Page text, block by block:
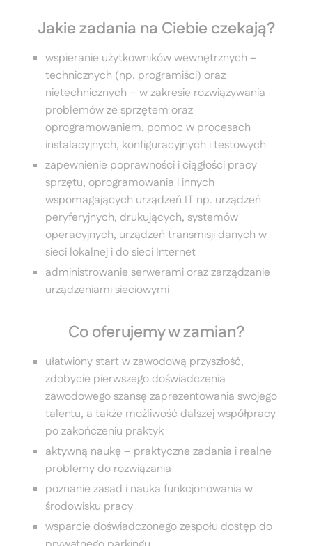
Jakie zadania na Ciebie czekają?
wspieranie użytkowników wewnętrznych –
technicznych (np. programiści) oraz
nietechnicznych – w zakresie rozwiązywania
problemów ze sprzętem oraz
oprogramowaniem, pomoc w procesach
instalacyjnych, konfiguracyjnych i testowych
zapewnienie poprawności i ciągłości pracy
sprzętu, oprogramowania i innych
wspomagających urządzeń IT np. urządzeń
peryferyjnych, drukujących, systemów
operacyjnych, urządzeń transmisji danych w
sieci lokalnej i do sieci Internet
administrowanie serwerami oraz zarządzanie
urządzeniami sieciowymi
Co oferujemy w zamian?
ułatwiony start w zawodową przyszłość,
zdobycie pierwszego doświadczenia
zawodowego szansę zaprezentowania swojego
talentu, a także możliwość dalszej współpracy
po zakończeniu praktyk
aktywną naukę – praktyczne zadania i realne
problemy do rozwiązania
poznanie zasad i nauka funkcjonowania w
środowisku pracy
wsparcie doświadczonego zespołu dostęp do